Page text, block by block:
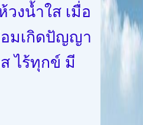
งน้ำใส เมื่อ
อมเกิดปัญญา
ไร้ทุกข์ มี